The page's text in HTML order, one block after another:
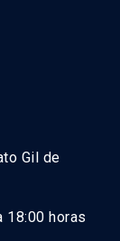
Gil de
18:00 horas